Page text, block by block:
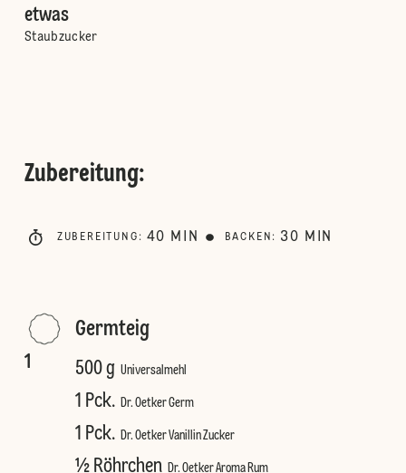
etwas
Staubzucker
Zubereitung:
ZUBEREITUNG : 40 MIN BACKEN : 30 MIN
1
Germteig
500 g Universalmehl
1 Pck. Dr. Oetker Germ
1 Pck. Dr. Oetker Vanillin Zucker
½ Röhrchen Dr. Oetker Aroma Rum